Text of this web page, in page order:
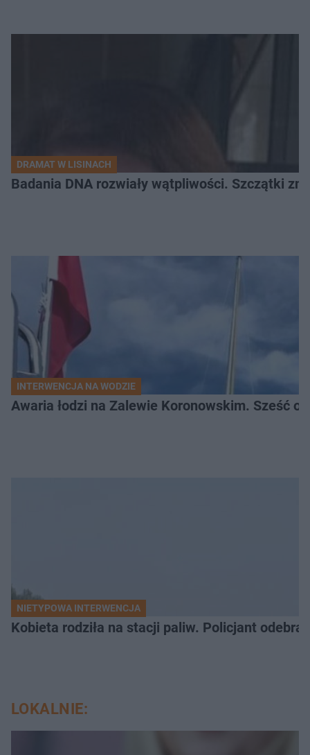
DRAMAT W LISINACH
Badania DNA rozwiały wątpliwości. Szczątki
INTERWENCJA NA WODZIE
Awaria łodzi na Zalewie Koronowskim. Sześć
NIETYPOWA INTERWENCJA
Kobieta rodziła na stacji paliw. Policjant
LOKALNIE: